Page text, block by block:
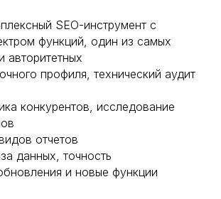
SEO-инструмент с
функций, один из самых
авторитетных
профиля, технический аудит
конкурентов, исследование
отчетов
данных, точность
и новые функции